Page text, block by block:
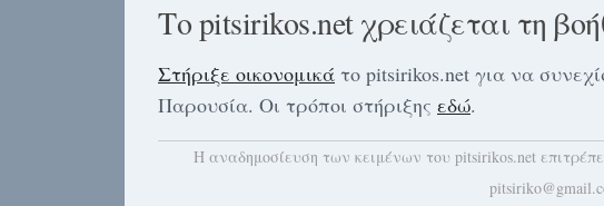
Το pitsirikos.net χρειάζεται τη
Στήριξε οικονομικά το pitsirikos.net για να
Παρουσία. Οι τρόποι στήριξης εδώ.
H αναδημοσίευση των κειμένων του pitsirikos.net